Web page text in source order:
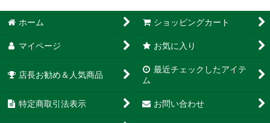
絞り込む
ホーム ショッピングカート
マイページ お気に入り
店長お勧め＆人気商品
最近チェックしたアイテ
ム
特定商取引法表示 お問い合わせ